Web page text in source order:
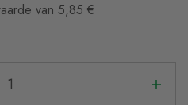
van 5,85 €